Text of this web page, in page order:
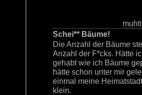
Schei** Bäume!
Die Anzahl der Bäume
Anzahl der F*cks. Hätte
gehabt wie ich Bäume
hätte schon unter mir
einmal meine
klein.